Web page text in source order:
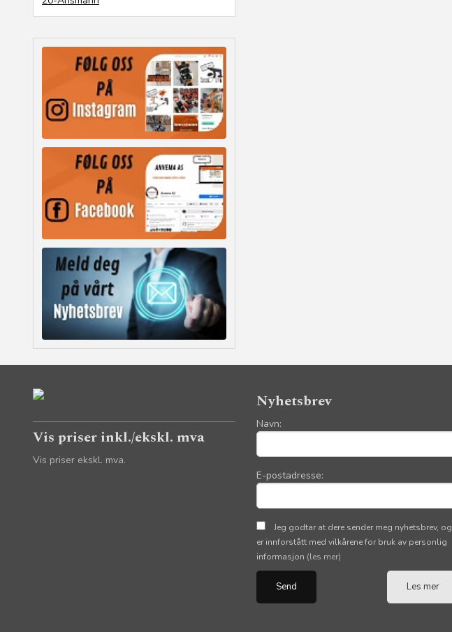
Vis priser inkl./ekskl. mva
Vis priser ekskl. mva.
Nyhetsbrev
Navn:
E-postadresse:
Jeg godtar at dere sender meg nyhetsbrev, og
er innforstått med vilkårene for bruk av personlig
informasjon (les mer)
Les mer